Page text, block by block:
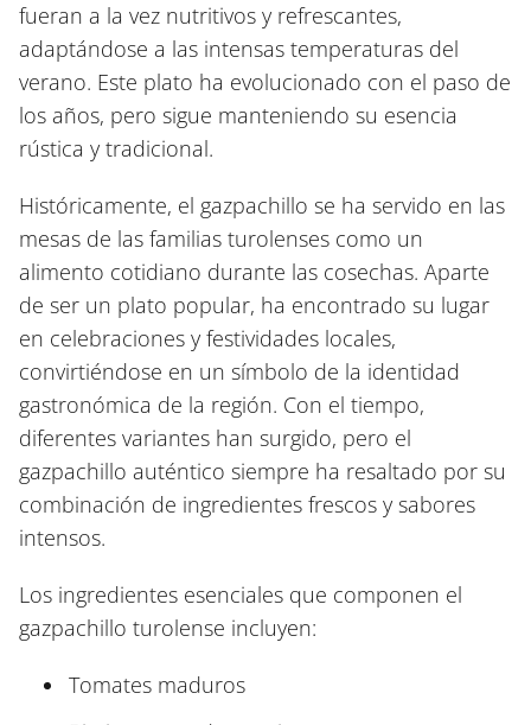
fueran a la vez nutritivos y refrescantes,
adaptándose a las intensas temperaturas del
verano. Este plato ha evolucionado con el paso de
los años, pero sigue manteniendo su esencia
rústica y tradicional.
Históricamente, el gazpachillo se ha servido en las
mesas de las familias turolenses como un
alimento cotidiano durante las cosechas. Aparte
de ser un plato popular, ha encontrado su lugar
en celebraciones y festividades locales,
convirtiéndose en un símbolo de la identidad
gastronómica de la región. Con el tiempo,
diferentes variantes han surgido, pero el
gazpachillo auténtico siempre ha resaltado por su
combinación de ingredientes frescos y sabores
intensos.
Los ingredientes esenciales que componen el
gazpachillo turolense incluyen:
Tomates maduros